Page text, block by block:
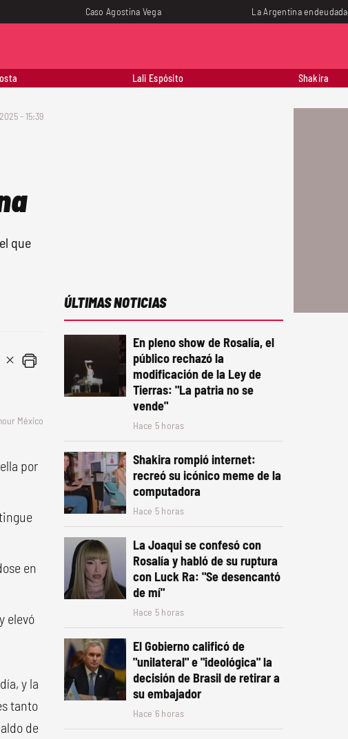
Caso Agostina Vega La Argentina endeudada
Lali Espósito Shakira
- 15:39
que
México
por
en
elevó
y la
tanto
de
ÚLTIMAS NOTICIAS
En pleno show de Rosalía, el
público rechazó la
modificación de la Ley de
Tierras: "La patria no se
vende"
Hace 5 horas
Shakira rompió internet:
recreó su icónico meme de la
computadora
Hace 5 horas
La Joaqui se confesó con
Rosalía y habló de su ruptura
con Luck Ra: "Se desencantó
de mí"
Hace 5 horas
El Gobierno calificó de
"unilateral" e "ideológica" la
decisión de Brasil de retirar a
su embajador
Hace 6 horas